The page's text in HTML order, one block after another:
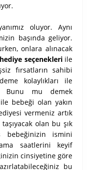
oluyor. Aynı
başında geliyor.
onlara alınacak
seçenekleriile
fırsatların sahibi
kolaylıkları ile
Bunu mu demek
bebeği olan yakın
vermeniz artık
olan bu şık
bebeğinizin ismini
saatlerini keyif
cinsiyetine göre
bu